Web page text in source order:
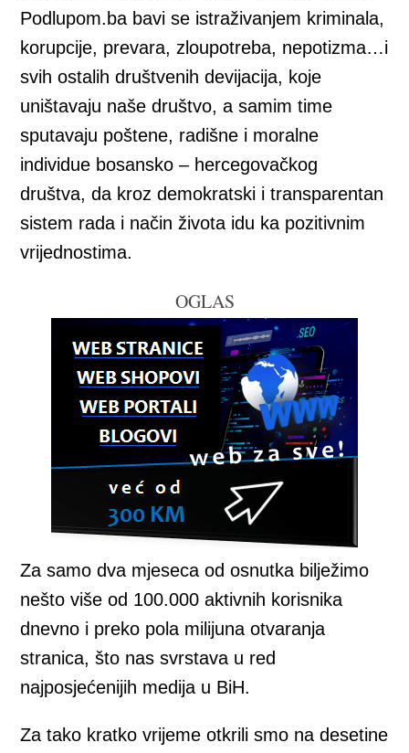
Podlupom.ba bavi se istraživanjem kriminala,
korupcije, prevara, zloupotreba, nepotizma…i
svih ostalih društvenih devijacija, koje
uništavaju naše društvo, a samim time
sputavaju poštene, radišne i moralne
individue bosansko – hercegovačkog
društva, da kroz demokratski i transparentan
sistem rada i način života idu ka pozitivnim
vrijednostima.
OGLAS
Za samo dva mjeseca od osnutka bilježimo
nešto više od 100.000 aktivnih korisnika
dnevno i preko pola milijuna otvaranja
stranica, što nas svrstava u red
najposjećenijih medija u BiH.
Za tako kratko vrijeme otkrili smo na desetine